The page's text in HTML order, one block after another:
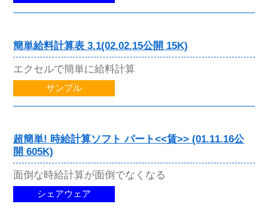
簡単給料計算表 3.1(02.02.15公開 15K)
エクセルで簡単に給料計算
サンプル
超簡単! 時給計算ソフト パート<<賃>> (01.11.16公
開 605K)
面倒な時給計算が面倒でなくなる
シェアウェア